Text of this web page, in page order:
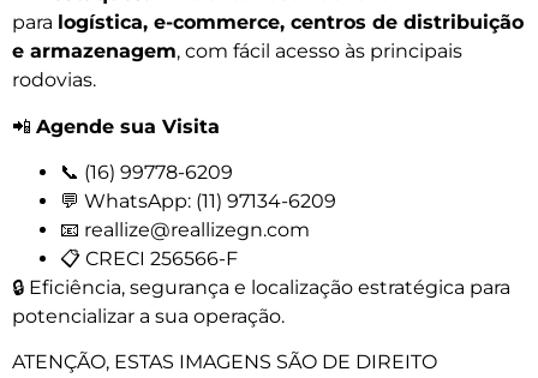
para logística, e-commerce, centros de distribuição
e armazenagem, com fácil acesso às principais
rodovias.
📲 Agende sua Visita
📞 (16) 99778-6209
💬 WhatsApp: (11) 97134-6209
📧 reallize@reallizegn.com
📋 CRECI 256566-F
🔒 Eficiência, segurança e localização estratégica para
potencializar a sua operação.
ATENÇÃO, ESTAS IMAGENS SÃO DE DIREITO